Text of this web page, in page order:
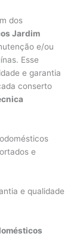
dos
Jardim
e/ou
Esse
e garantia
conserto
e
e qualidade